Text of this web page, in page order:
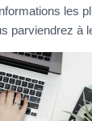
les
parviendrez à